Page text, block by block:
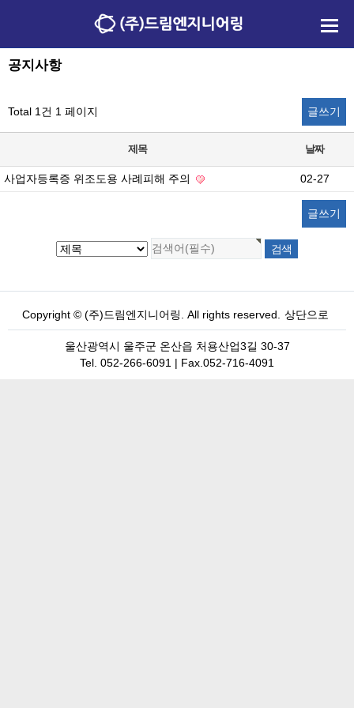
공지사항
Total 1건 1 페이지 글쓰기
제목 날짜
사업자등록증 위조도용 사례피해 주의 02-27
글쓰기
Copyright © (주)드림엔지니어링. All rights reserved. 상단으로
울산광역시 울주군 온산읍 처용산업3길 30-37
Tel. 052-266-6091 | Fax.052-716-4091